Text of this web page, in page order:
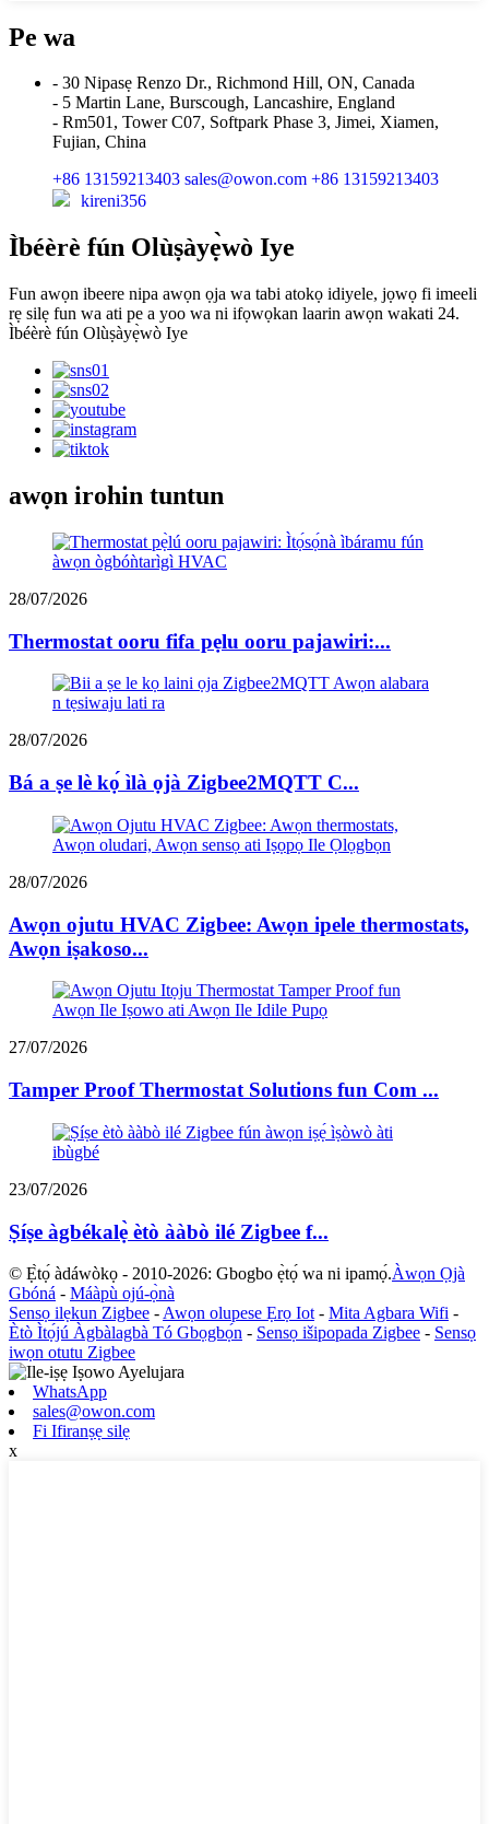
Pe wa
- 30 Nipasẹ Renzo Dr., Richmond Hill, ON, Canada
- 5 Martin Lane, Burscough, Lancashire, England
- Rm501, Tower C07, Softpark Phase 3, Jimei, Xiamen,
Fujian, China
+86 13159213403 sales@owon.com +86 13159213403
kireni356
Ìbéèrè fún Olùṣàyẹ̀wò Iye
Fun awọn ibeere nipa awọn ọja wa tabi atokọ idiyele, jọwọ fi imeeli
rẹ silẹ fun wa ati pe a yoo wa ni ifọwọkan laarin awọn wakati 24.
Ìbéèrè fún Olùṣàyẹ̀wò Iye
awọn irohin tuntun
28/07/2026
Thermostat ooru fifa pẹlu ooru pajawiri:...
28/07/2026
Bá a ṣe lè kọ́ ìlà ọjà Zigbee2MQTT C...
28/07/2026
Awọn ojutu HVAC Zigbee: Awọn ipele thermostats,
Awọn iṣakoso...
27/07/2026
Tamper Proof Thermostat Solutions fun Com ...
23/07/2026
Ṣíṣe àgbékalẹ̀ ètò ààbò ilé Zigbee f...
© Ẹ̀tọ́ àdáwòkọ - 2010-2026: Gbogbo ẹ̀tọ́ wa ni ipamọ́.Àwọn Ọjà
Gbóná - Máàpù ojú-ọ̀nà
Sensọ ilẹkun Zigbee - Awọn olupese Ẹrọ Iot - Mita Agbara Wifi -
Ètò Ìtọ́jú Àgbàlagbà Tó Gbọgbọ́n - Sensọ išipopada Zigbee - Sensọ
iwọn otutu Zigbee
WhatsApp
sales@owon.com
Fi Ifiranṣẹ silẹ
x